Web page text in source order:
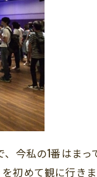
今私の1番はまっ
を初めて観に行き